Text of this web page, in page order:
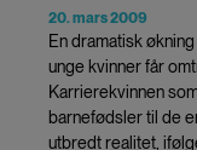
20. mars 2009
En dramatisk
unge kvinner får
Karrierekvinnen
barnefødsler til de
utbredt realitet,